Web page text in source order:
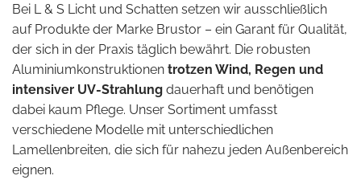
Bei L & S Licht und Schatten setzen wir ausschließlich
auf Produkte der Marke Brustor – ein Garant für Qualität,
der sich in der Praxis täglich bewährt. Die robusten
Aluminiumkonstruktionen trotzen Wind, Regen und
intensiver UV-Strahlung dauerhaft und benötigen
dabei kaum Pflege. Unser Sortiment umfasst
verschiedene Modelle mit unterschiedlichen
Lamellenbreiten, die sich für nahezu jeden Außenbereich
eignen.